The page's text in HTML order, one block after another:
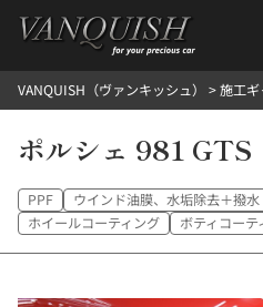
を
ごあいさつ 会社案内施工環境紹
外装のガラスコーティング施工料金 ホ
ヘッドライトクリーニング施工料金ルー
樹脂・メッシュパーツコーティング施工
ウインド水染み除去 ＆ 撥水施工料金塩
VANQUISH（ヴァンキッシュ） >施工
ポルシェ 981 GTS
PPF ウインド油膜、水垢除去＋撥水
ホイールコーティング
ボティコーテ